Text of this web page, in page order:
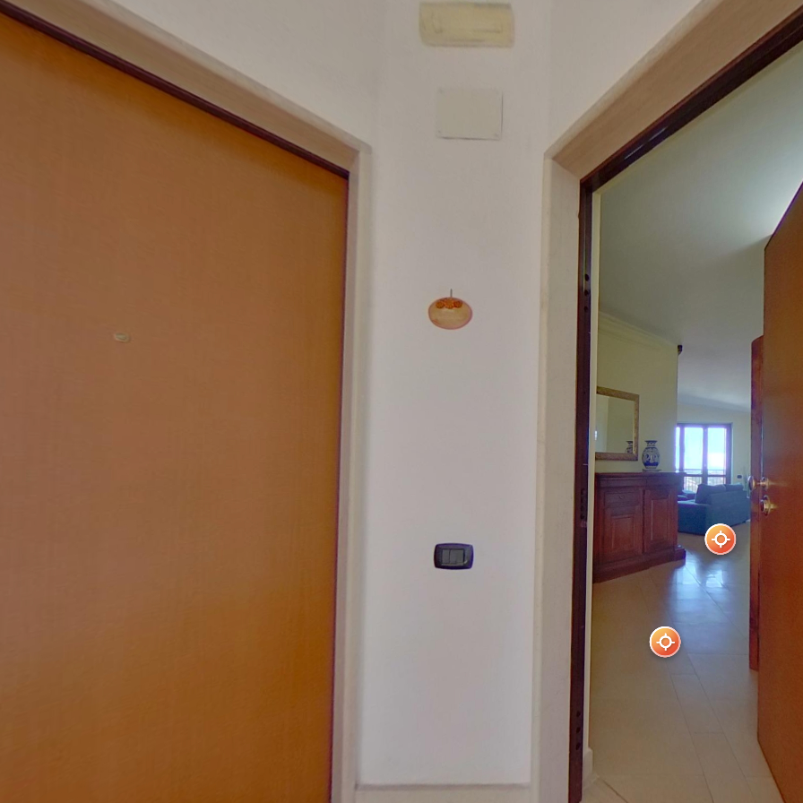
Casavasto.it - Attico panoramico con terrazzo in
Quadrilocale vista mare, al secondo ed ultimo piano di una piccola palazzina di Via Incoronata, con un ampio terrazzo e un pratico garage.
Via Incoronata, nuova zona residenziale di Vasto, a pochi chilometri dal meraviglioso ed incontaminato mare di Punta Penna e dalla Riserva
Quartiere servito da supermercato, alimentari, farmacia, bar tabacchi, brico, panificio, pescheria, ufficio Postale, clinica veterinaria, scuole e
inondato di luce naturale regalata dall'ampia porta finestra a tre ante e dal balcone che svela un delizioso affaccio che spazia dallo scorcio
attraversando una lunga distesa di uliveti. Un moderno camino in granito impreziosisce il salotto e sottolinea le calde tonalità già presenti
grazie ad una intelligente ed elegante porta scorrevole, la cucina si apre funzionale nella doppia soluzione: disimpegnata, oppure open
l’accesso su un meraviglioso ed ampio terrazzo: una vera e propria zona living all' aperto arricchita da una bella vista mare panoramica,
i tuoi amici. Dotata di tre comode camere da letto, la casa si articola nella zona notte in modo funzionale. La camera padronale gode di un
invece arricchita da un delizioso bagno privato, mosaicato in caldi toni giallo arancio. La terza, anch'essa dotata di finestra, a differenza
ampio, ed è impreziosito da una vasca con cristallo. Poiché nulla è lasciato al caso, la casa dispone anche di un vano ripostiglio-lavanderia
e in camera patronale, gode davvero di tutti i comfort. Non ultimo, un comodo garage. Se sei alla ricerca di una casa grande e luminosa,